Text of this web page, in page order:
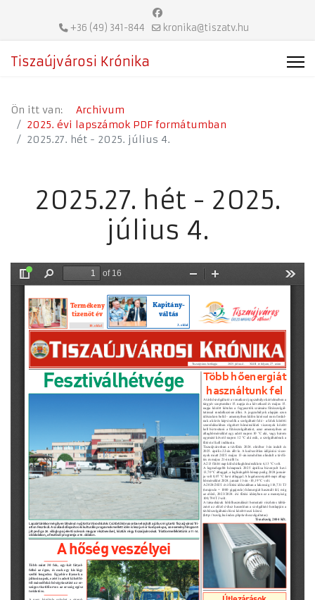
+36 (49) 341-844 kronika@tiszatv.hu
Tiszaújvárosi Krónika
Ön itt van:
Archivum
2025. évi lapszámok PDF formátumban
2025.27. hét - 2025. július 4.
2025.27. hét - 2025.
július 4.